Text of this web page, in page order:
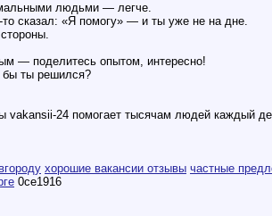
людьми — легче.
то сказал: «Я помогу» — и ты уже не на дне.
— поделитесь опытом, интересно!
ты решился?
vakansii-24 помогает тысячам людей каждый
хорошие вакансии отзывы частные
0ce1916